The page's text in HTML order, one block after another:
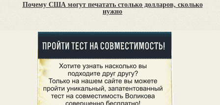
Почему США могут печатать столько долларов, сколько
нужно